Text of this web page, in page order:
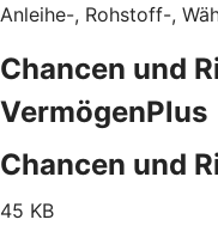
Anleihe-, Rohstoff-,
Chancen und
VermögenPlus
Chancen und
45 KB